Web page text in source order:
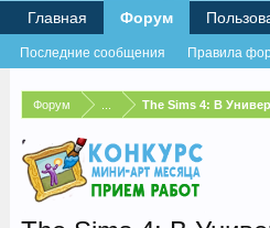
Форум The Sims 4: В
Главная Форум
Последние сообщения Правила